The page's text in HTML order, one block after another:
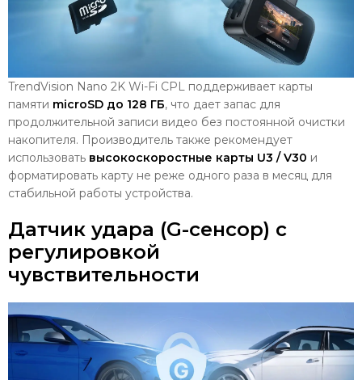
TrendVision Nano 2K Wi-Fi CPL поддерживает карты
памяти microSD до 128 ГБ, что дает запас для
продолжительной записи видео без постоянной очистки
накопителя. Производитель также рекомендует
использовать высокоскоростные карты U3 / V30 и
форматировать карту не реже одного раза в месяц для
стабильной работы устройства.
Датчик удара (G-сенсор) с
регулировкой
чувствительности